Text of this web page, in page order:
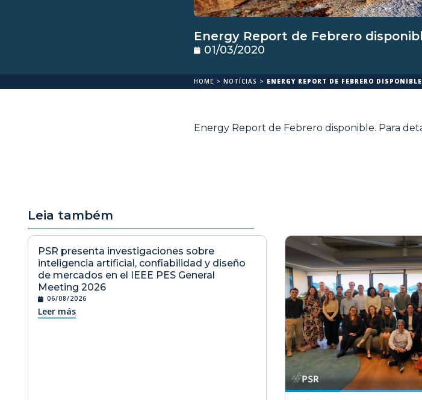
Energy Report de Febrero
01/03/2020
HOME > NOTÍCIAS > ENERGY REPORT DE FEBRERO DISPONIBLE
Energy Report de Febrero disponible. Para
Leia também
PSR presenta investigaciones sobre
inteligencia artificial, confiabilidad y diseño
de mercados en el IEEE PES General
Meeting 2026
06/08/2026
Leer más